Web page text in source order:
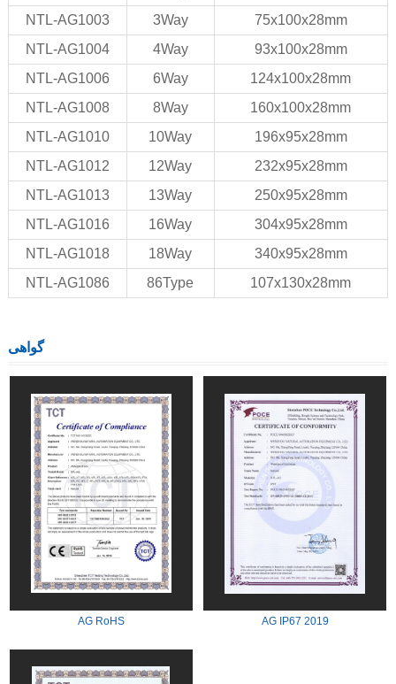
NTL-AG1003
3Way
75x100x28mm
NTL-AG1004
4Way
93x100x28mm
NTL-AG1006
6Way
124x100x28mm
NTL-AG1008
8Way
160x100x28mm
NTL-AG1010
10Way
196x95x28mm
NTL-AG1012
12Way
232x95x28mm
NTL-AG1013
13Way
250x95x28mm
NTL-AG1016
16Way
304x95x28mm
NTL-AG1018
18Way
340x95x28mm
NTL-AG1086
86Type 107x130x28mm
گواهی
AG RoHS AG IP67 2019